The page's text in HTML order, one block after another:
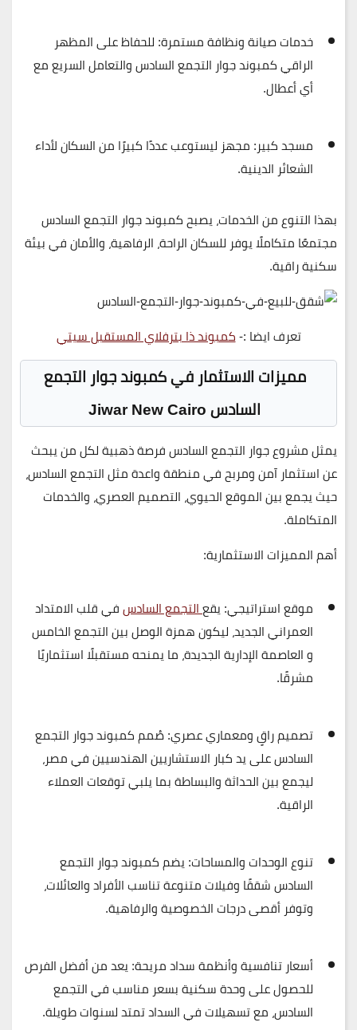
خدمات صيانة ونظافة مستمرة: للحفاظ على المظهر
الراقي كمبوند جوار التجمع السادس والتعامل السريع مع
أي أعطال.
مسجد كبير: مجهز ليستوعب عددًا كبيرًا من السكان لأداء
الشعائر الدينية.
بهذا التنوع من الخدمات، يصبح كمبوند جوار التجمع السادس
مجتمعًا متكاملًا يوفر للسكان الراحة، الرفاهية، والأمان في بيئة
سكنية راقية.
تعرف ايضا :-كمبوند ذا بترفلاي المستقبل سيتي
مميزات الاستثمار في كمبوند جوار التجمع
السادس Jiwar New Cairo
يمثل مشروع جوار التجمع السادس فرصة ذهبية لكل من يبحث
عن استثمار آمن ومربح في منطقة واعدة مثل التجمع السادس،
حيث يجمع بين الموقع الحيوي، التصميم العصري، والخدمات
المتكاملة.
أهم المميزات الاستثمارية:
موقع استراتيجي: يقعالتجمع السادسفي قلب الامتداد
العمراني الجديد، ليكون همزة الوصل بينالتجمع الخامس
والعاصمة الإدارية الجديدة، ما يمنحه مستقبلًا استثماريًا
مشرقًا.
تصميم راقٍ ومعماري عصري: صُمم كمبوند جوار التجمع
السادس على يد كبار الاستشاريين الهندسيين في مصر،
ليجمع بين الحداثة والبساطة بما يلبي توقعات العملاء
الراقية.
تنوع الوحدات والمساحات: يضم كمبوند جوار التجمع
السادس شققًا وفيلات متنوعة تناسب الأفراد والعائلات،
وتوفر أقصى درجات الخصوصية والرفاهية.
أسعار تنافسية وأنظمة سداد مريحة: يعد من أفضل الفرص
للحصول على وحدة سكنية بسعر مناسب في التجمع
السادس، مع تسهيلات في السداد تمتد لسنوات طويلة.